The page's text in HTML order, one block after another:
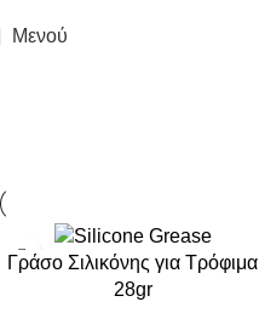
Μενού
Γράσο Σιλικόνης για Τρόφιμα
28gr